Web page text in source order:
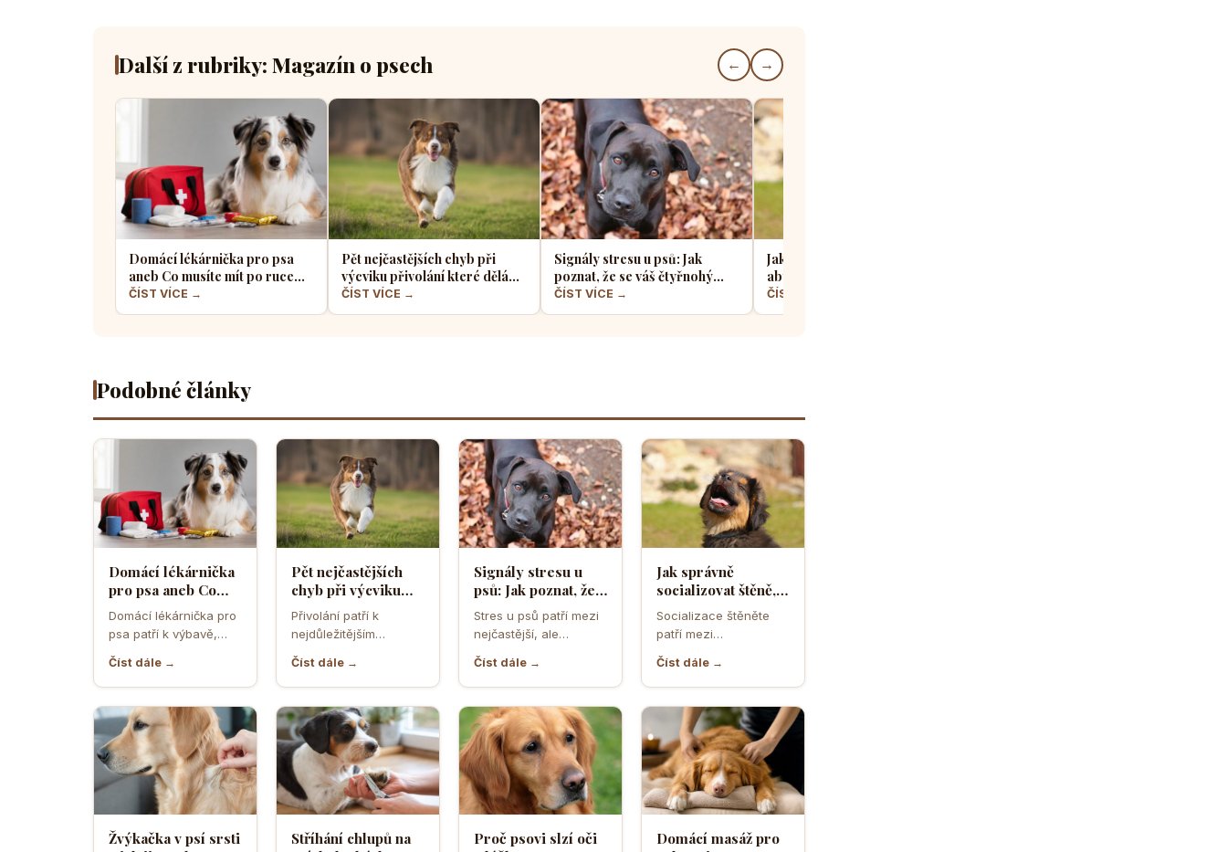
Další z rubriky: Magazín o psech ← →
Domácí lékárnička pro psa
aneb Co musíte mít po ruce
pro případ nouze
ČÍST VÍCE →
Pět nejčastějších chyb při
výcviku přivolání které dělá
většina pejskařů
ČÍST VÍCE →
Signály stresu u psů: Jak
poznat, že se váš čtyřnohý
přítel necítí komfortně
ČÍST VÍCE →
Jak správně socializovat štěně,
aby z něj vyrostl sebevědomý
a klidný pes
ČÍST VÍCE →
Podobné články
Domácí lékárnička
pro psa aneb Co
musíte mít po ruce
pro případ nouze
Domácí lékárnička pro
psa patří k výbavě,
rozhodující chvíli
ušetřit čas,…
Číst dále →
Pět nejčastějších
chyb při výcviku
přivolání které dělá
většina pejskařů
Přivolání patří k
nejdůležitějším
protože rozhoduje o
bezpečí, pohodě i o
tom,…
Číst dále →
Signály stresu u
psů: Jak poznat, že
se váš čtyřnohý
přítel necítí
komfortně
Stres u psů patří mezi
nejčastější, ale
nejpodceňovanější
problémy každodenní
péče. Může se…
Číst dále →
Jak správně
socializovat štěně,
aby z něj vyrostl
sebevědomý a
klidný pes
Socializace štěněte
patří mezi
prvních měsíců života.
Právě v tomto období
se…
Číst dále →
Žvýkačka v psí srsti
Stříhání chlupů na
Proč psovi slzí oči
Domácí masáž pro